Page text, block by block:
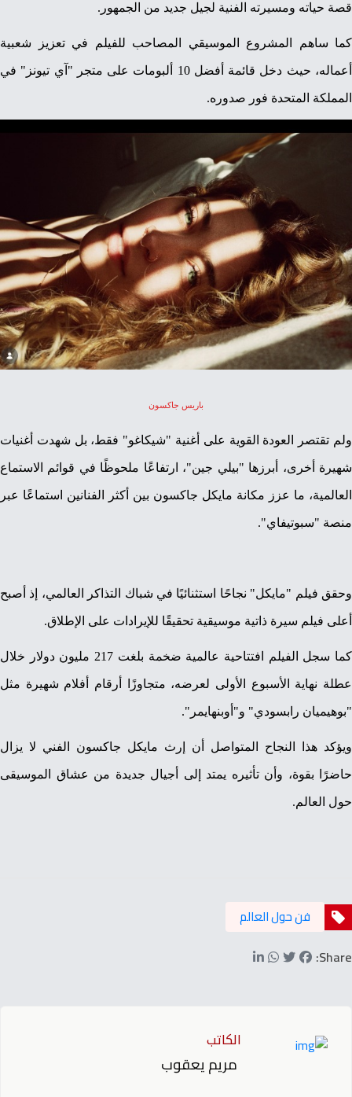
قصة حياته ومسيرته الفنية لجيل جديد من الجمهور.
كما ساهم المشروع الموسيقي المصاحب للفيلم في تعزيز شعبية
أعماله، حيث دخل قائمة أفضل 10 ألبومات على متجر "آي تيونز" في
المملكة المتحدة فور صدوره.
باريس جاكسون
ولم تقتصر العودة القوية على أغنية "شيكاغو" فقط، بل شهدت أغنيات
شهيرة أخرى، أبرزها "بيلي جين"، ارتفاعًا ملحوظًا في قوائم الاستماع
العالمية، ما عزز مكانة مايكل جاكسون بين أكثر الفنانين استماعًا عبر
منصة "سبوتيفاي".
وحقق فيلم "مايكل" نجاحًا استثنائيًا في شباك التذاكر العالمي، إذ أصبح
أعلى فيلم سيرة ذاتية موسيقية تحقيقًا للإيرادات على الإطلاق.
كما سجل الفيلم افتتاحية عالمية ضخمة بلغت 217 مليون دولار خلال
عطلة نهاية الأسبوع الأولى لعرضه، متجاوزًا أرقام أفلام شهيرة مثل
"بوهيميان رابسودي" و"أوبنهايمر".
ويؤكد هذا النجاح المتواصل أن إرث مايكل جاكسون الفني لا يزال
حاضرًا بقوة، وأن تأثيره يمتد إلى أجيال جديدة من عشاق الموسيقى
حول العالم.
فن حول العالم
Share:
الكاتب
مريم يعقوب